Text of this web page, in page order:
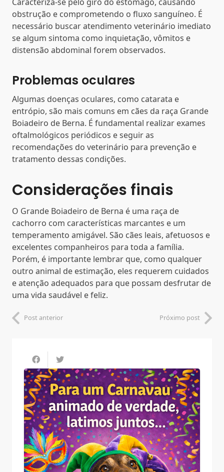
obstrução e comprometendo o fluxo sanguíneo. É
necessário buscar atendimento veterinário imediato
se algum sintoma como inquietação, vômitos e
distensão abdominal forem observados.
Problemas oculares
Algumas doenças oculares, como catarata e
entrópio, são mais comuns em cães da raça Grande
Boiadeiro de Berna. É fundamental realizar exames
oftalmológicos periódicos e seguir as
recomendações do veterinário para prevenção e
tratamento dessas condições.
Considerações finais
O Grande Boiadeiro de Berna é uma raça de
cachorro com características marcantes e um
temperamento amigável. São cães leais, afetuosos e
excelentes companheiros para toda a família.
Porém, é importante lembrar que, como qualquer
outro animal de estimação, eles requerem cuidados
e atenção adequados para que possam desfrutar de
uma vida saudável e feliz.
Post anterior Próximo post